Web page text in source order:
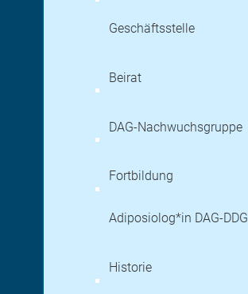
Geschäftsstelle
Beirat
DAG-Nachwuchsgruppe
Fortbildung
Adiposiolog*in DAG-DDG
Historie